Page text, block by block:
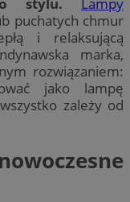
puchatych chmur
i relaksującą
marka,
rozwiązaniem:
jako lampę
zależy od